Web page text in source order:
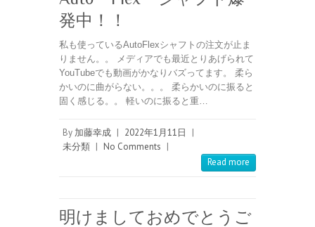
発中！！
私も使っているAutoFlexシャフトの注文が止ま
りません。。 メディアでも最近とりあげられて
YouTubeでも動画がかなりバズってます。 柔ら
かいのに曲がらない。。。 柔らかいのに振ると
固く感じる。。 軽いのに振ると重…
By 加藤幸成 | 2022年1月11日
|
未分類 | No Comments |
Read more
明けましておめでとうご